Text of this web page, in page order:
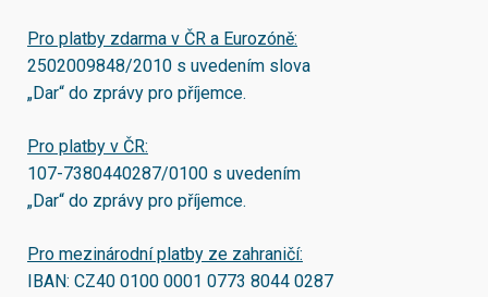
Pro platby zdarma v ČR a Eurozóně:
2502009848/2010 s uvedením slova
„Dar“ do zprávy pro příjemce.
Pro platby v ČR:
107-7380440287/0100 s uvedením
„Dar“ do zprávy pro příjemce.
Pro mezinárodní platby ze zahraničí:
IBAN: CZ40 0100 0001 0773 8044 0287